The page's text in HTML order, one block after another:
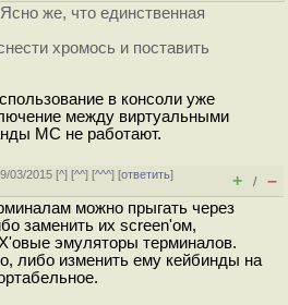
же, что единственная
хромось и поставить
в консоли уже
между виртуальными
MC не работают.
03/2015 [^] [^^] [^^^] [ответить]
+ / –
можно прыгать через
заменить их screen'ом,
эмуляторы терминалов.
либо изменить ему кейбинды на